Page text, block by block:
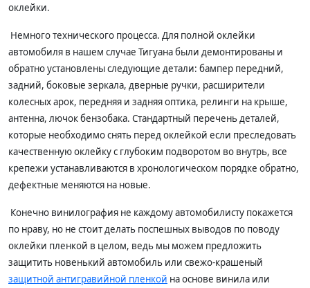
оклейки.
Немного технического процесса. Для полной оклейки
автомобиля в нашем случае Тигуана были демонтированы и
обратно установлены следующие детали: бампер передний,
задний, боковые зеркала, дверные ручки, расширители
колесных арок, передняя и задняя оптика, релинги на крыше,
антенна, лючок бензобака. Стандартный перечень деталей,
которые необходимо снять перед оклейкой если преследовать
качественную оклейку с глубоким подворотом во внутрь, все
крепежи устанавливаются в хронологическом порядке обратно,
дефектные меняются на новые.
Конечно винилография не каждому автомобилисту покажется
по нраву, но не стоит делать поспешных выводов по поводу
оклейки пленкой в целом, ведь мы можем предложить
защитить новенький автомобиль или свежо-крашеный
защитной антигравийной пленкой на основе винила или